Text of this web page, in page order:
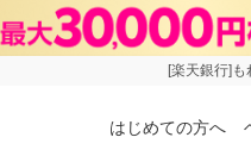
[楽天銀行]も
はじめての方へ